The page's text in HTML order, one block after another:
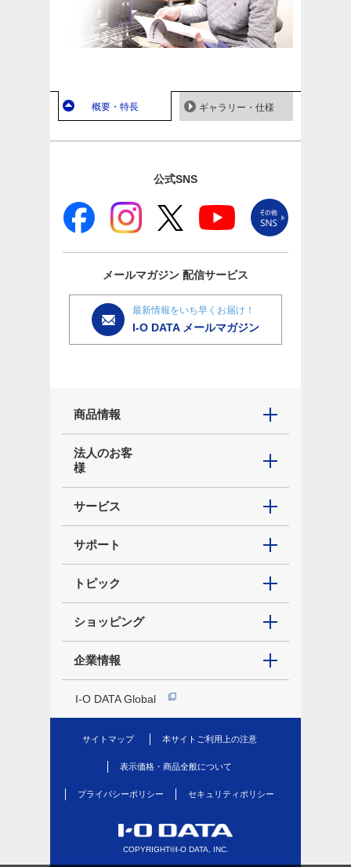
概要・特長 ギャラリー・仕様
公式SNS
メールマガジン 配信サービス
最新情報をいち早くお届け！
I-O DATA メールマガジン
商品情報
法人のお客
様
サービス
サポート
トピック
ショッピング
企業情報
I-O DATA Global
サイトマップ 本サイトご利用上の注意
表示価格・商品全般について
プライバシーポリシー セキュリティポリシー
COPYRIGHT©I-O DATA, INC.